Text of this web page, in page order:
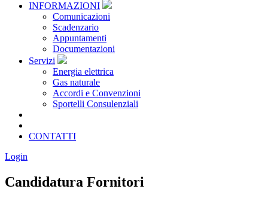
INFORMAZIONI
Comunicazioni
Scadenzario
Appuntamenti
Documentazioni
Servizi
Energia elettrica
Gas naturale
Accordi e Convenzioni
Sportelli Consulenziali
CONTATTI
Login
Candidatura Fornitori